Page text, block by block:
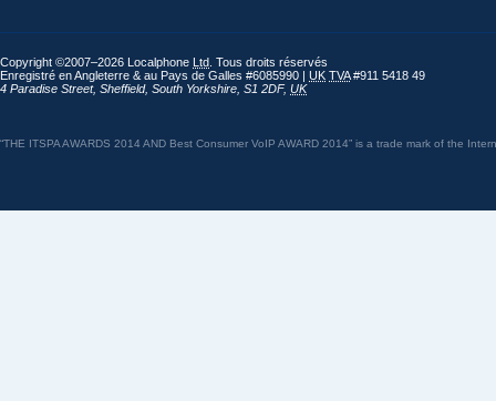
Copyright ©2007–2026 Localphone Ltd . Tous droits réservés
Enregistré en Angleterre & au Pays de Galles #6085990 | UK TVA#911 5418 49
4 Paradise Street, Sheffield, South Yorkshire S1 2DF, UK
“THE ITSPA AWARDS 2014 AND Best Consumer VoIP AWARD 2014” is a trade mark of the